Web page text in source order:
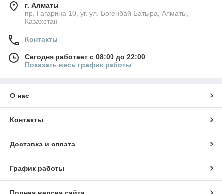
г. Алматы
пр. Гагарина 10, уг. ул. Богенбай Батыра, Алматы,
Казахстан
Контакты
Сегодня работает с 08:00 до 22:00
Показать весь график работы
О нас
Контакты
Доставка и оплата
График работы
Полная версия сайта